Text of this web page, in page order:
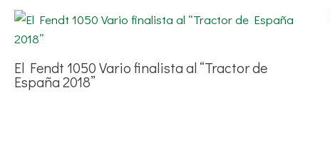
El Fendt 1050 Vario finalista al “Tractor de
España 2018”